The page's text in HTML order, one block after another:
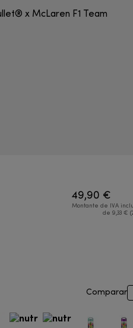
49,90 €
Montante de IVA
de 9,33 €
Comparar